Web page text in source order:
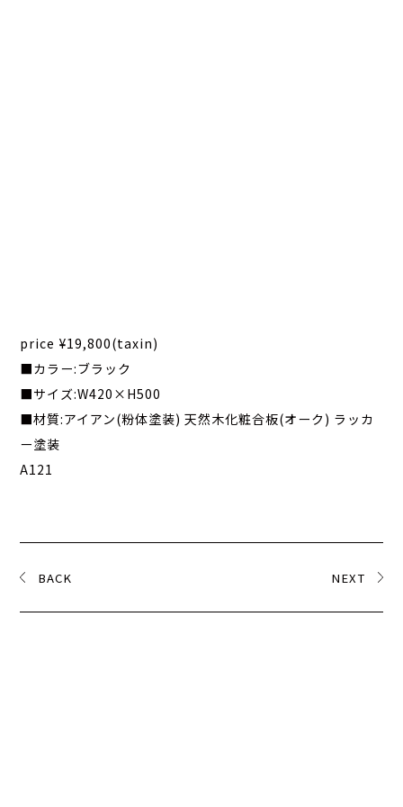
price ¥19,800(taxin)
■カラー:ブラック
■サイズ:W420×H500
■材質:アイアン(粉体塗装) 天然木化粧合板(オーク) ラッカ
ー塗装
A121
BACK NEXT